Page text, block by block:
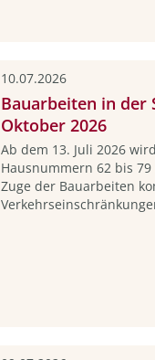
10.07.2026
Bauarbeiten in der
Oktober 2026
Ab dem 13. Juli 2026
Hausnummern 62 bis
Zuge der Bauarbeiten